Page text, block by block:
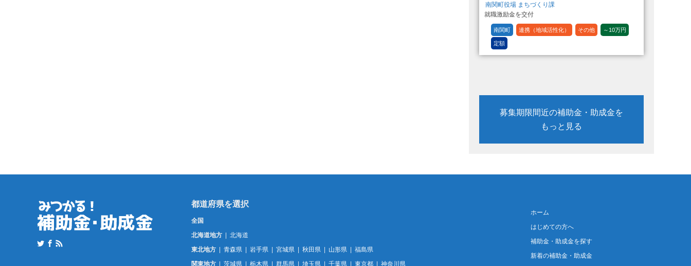
南関町役場 まちづくり課
就職激励金を交付
南関町 連携（地域活性化） その他 ～10万円
定額
募集期限間近の補助金・助成金を
もっと見る
全国
北海道地方
北海道
東北地方
青森県 岩手県 宮城県 秋田県 山形県
福島県
関東地方
茨城県 栃木県 群馬県 埼玉県 千葉県 東京都 神奈川県
ホーム
はじめての方へ
補助金・助成金を探す
新着の補助金・助成金